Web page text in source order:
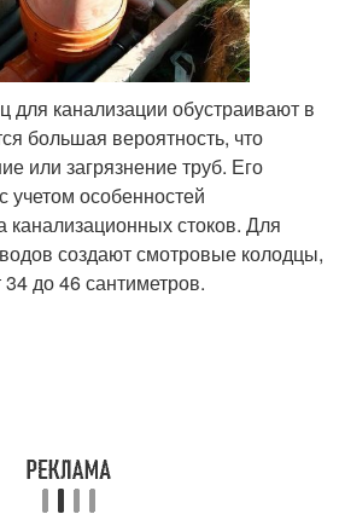
для канализации обустраивают в
большая вероятность, что
или загрязнение труб. Его
особенностей
канализационных стоков. Для
создают смотровые колодцы,
до 46 сантиметров.